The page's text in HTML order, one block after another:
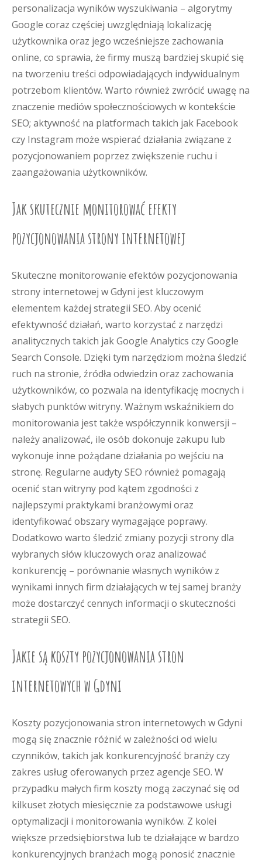
personalizacja wyników wyszukiwania – algorytmy
Google coraz częściej uwzględniają lokalizację
użytkownika oraz jego wcześniejsze zachowania
online, co sprawia, że firmy muszą bardziej skupić się
na tworzeniu treści odpowiadających indywidualnym
potrzebom klientów. Warto również zwrócić uwagę na
znaczenie mediów społecznościowych w kontekście
SEO; aktywność na platformach takich jak Facebook
czy Instagram może wspierać działania związane z
pozycjonowaniem poprzez zwiększenie ruchu i
zaangażowania użytkowników.
Jak skutecznie monitorować efekty
pozycjonowania strony internetowej
Skuteczne monitorowanie efektów pozycjonowania
strony internetowej w Gdyni jest kluczowym
elementem każdej strategii SEO. Aby ocenić
efektywność działań, warto korzystać z narzędzi
analitycznych takich jak Google Analytics czy Google
Search Console. Dzięki tym narzędziom można śledzić
ruch na stronie, źródła odwiedzin oraz zachowania
użytkowników, co pozwala na identyfikację mocnych i
słabych punktów witryny. Ważnym wskaźnikiem do
monitorowania jest także współczynnik konwersji –
należy analizować, ile osób dokonuje zakupu lub
wykonuje inne pożądane działania po wejściu na
stronę. Regularne audyty SEO również pomagają
ocenić stan witryny pod kątem zgodności z
najlepszymi praktykami branżowymi oraz
identyfikować obszary wymagające poprawy.
Dodatkowo warto śledzić zmiany pozycji strony dla
wybranych słów kluczowych oraz analizować
konkurencję – porównanie własnych wyników z
wynikami innych firm działających w tej samej branży
może dostarczyć cennych informacji o skuteczności
strategii SEO.
Jakie są koszty pozycjonowania stron
internetowych w Gdyni
Koszty pozycjonowania stron internetowych w Gdyni
mogą się znacznie różnić w zależności od wielu
czynników, takich jak konkurencyjność branży czy
zakres usług oferowanych przez agencje SEO. W
przypadku małych firm koszty mogą zaczynać się od
kilkuset złotych miesięcznie za podstawowe usługi
optymalizacji i monitorowania wyników. Z kolei
większe przedsiębiorstwa lub te działające w bardzo
konkurencyjnych branżach mogą ponosić znacznie